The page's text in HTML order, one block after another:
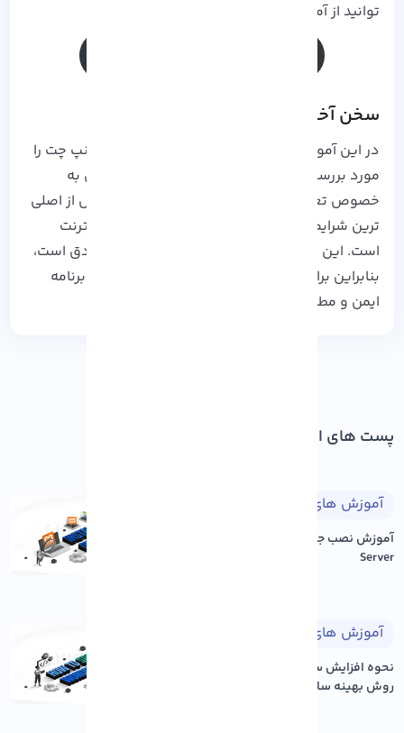
توانید از آموزش زیر استفاده کنید:
سخن آخر
در این آموزش مراحل انتخاب پسورد قوی برای اسنپ چت را
مورد بررسی قرار دادیم. رعایت کردن موارد امنیتی به
خصوص تعیین یک رمز عبور قوی و غیر قابل حدس از اصلی
ترین شرایط حضور و فعالیت در بستر فناوری و اینترنت
است. این مورد برای استفاده از اسنپ چت نیز صادق است،
بنابراین برای موارد امنیتی رمز عبور خود را در این برنامه
ایمن و مطمئن انتخاب کنید.
پست های اخیر
آموزش های طراحی وب
Server
آموزش های وردپرس
روش بهینه سازی عم...